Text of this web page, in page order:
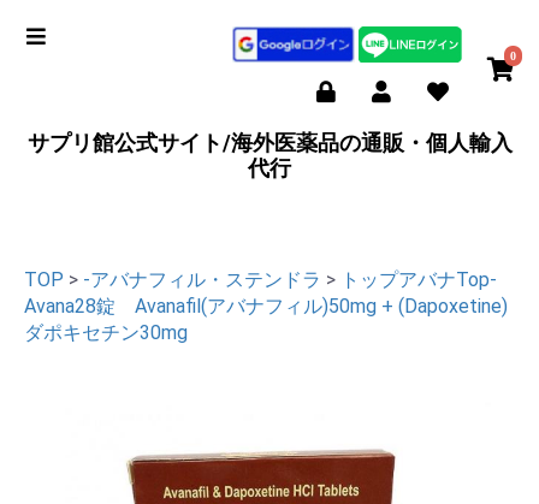
0
サプリ館公式サイト/海外医薬品の通販・個人輸入
代行
TOP > -アバナフィル・ステンドラ > トップアバナTop-
Avana28錠 Avanafil(アバナフィル)50mg + (Dapoxetine)
ダポキセチン30mg